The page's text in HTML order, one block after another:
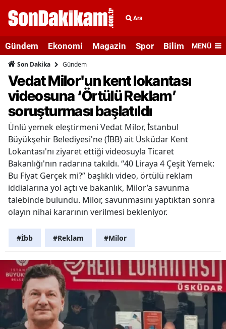
Ara
Gündem Ekonomi Magazin Spor Bilim veMENÜ
Son Dakika Gündem
Vedat Milor'un kent lokantası
videosuna ‘Örtülü Reklam’
soruşturması başlatıldı
Ünlü yemek eleştirmeni Vedat Milor, İstanbul
Büyükşehir Belediyesi'ne (İBB) ait Üsküdar Kent
Lokantası'nı ziyaret ettiği videosuyla Ticaret
Bakanlığı'nın radarına takıldı. “40 Liraya 4 Çeşit Yemek:
Bu Fiyat Gerçek mi?” başlıklı video, örtülü reklam
iddialarına yol açtı ve bakanlık, Milor’a savunma
talebinde bulundu. Milor, savunmasını yaptıktan sonra
olayın nihai kararının verilmesi bekleniyor.
#İbb #Reklam #Milor